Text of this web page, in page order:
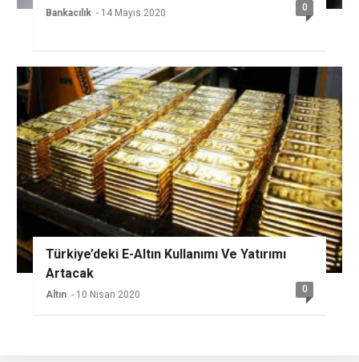
Bankacılık - 14 Mayıs 2020 0
Türkiye’deki E-Altın Kullanımı Ve Yatırımı
Artacak
Altın - 10 Nisan 2020 0